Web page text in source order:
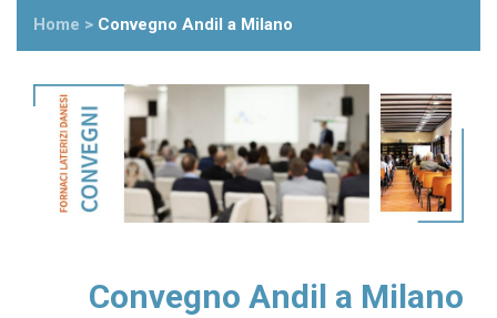
Home > Convegno Andil a Milano
Convegno Andil a Milano